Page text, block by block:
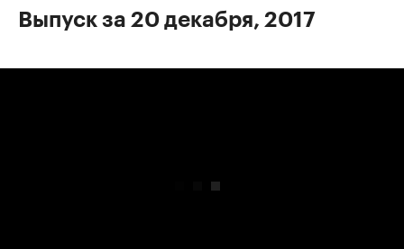
Выпуск за 20 декабря, 2017